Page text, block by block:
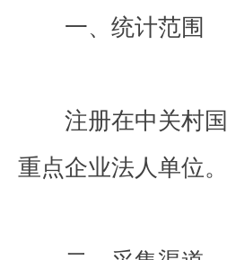
一、统计范围
注册在中关村
重点企业法人单位。